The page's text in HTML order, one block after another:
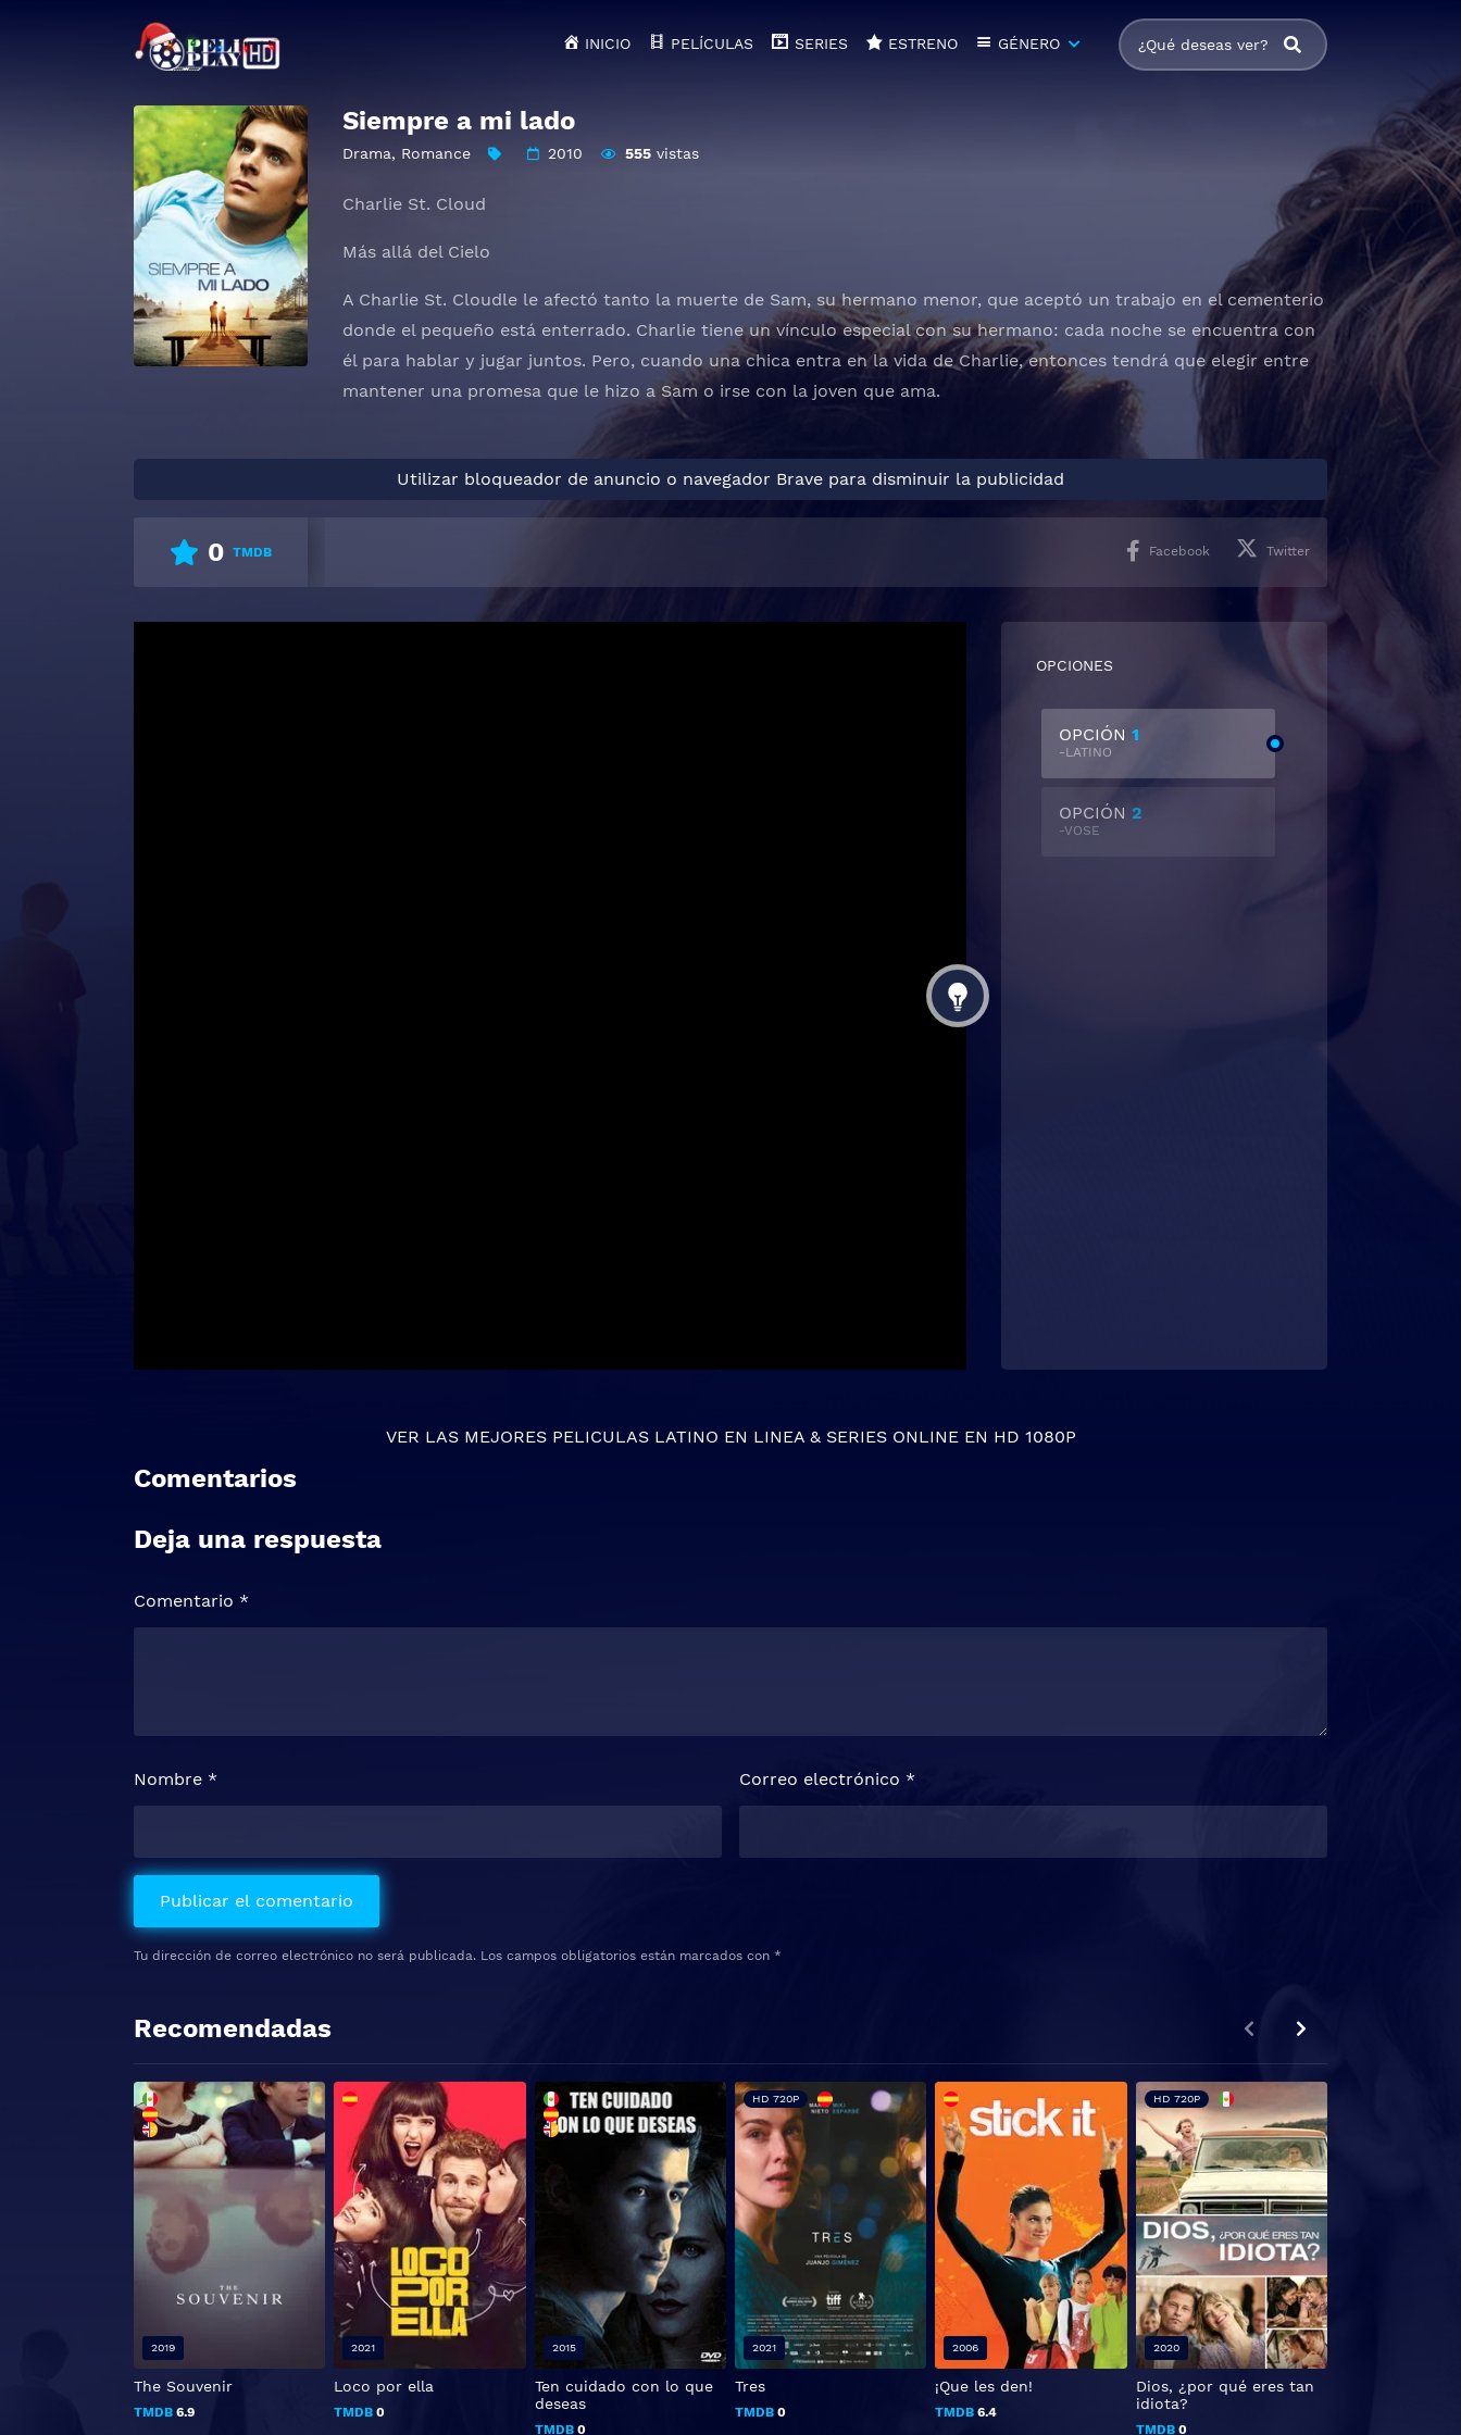
INICIO PELÍCULAS SERIES ESTRENO GÉNERO
Siempre a mi lado
Drama, Romance 2010 555vistas
Charlie St. Cloud
Más allá del Cielo
A Charlie St. Cloudle le afectó tanto la muerte de Sam, su hermano menor, que aceptó un trabajo en el cementerio
donde el pequeño está enterrado. Charlie tiene un vínculo especial con su hermano: cada noche se encuentra con
él para hablar y jugar juntos. Pero, cuando una chica entra en la vida de Charlie, entonces tendrá que elegir entre
mantener una promesa que le hizo a Sam o irse con la joven que ama.
Utilizar bloqueador de anuncio o navegador Brave para disminuir la publicidad
0 TMDB Facebook Twitter
OPCIONES
OPCIÓN 1
-LATINO
OPCIÓN 2
-VOSE
VER LAS MEJORES PELICULAS LATINO EN LINEA& SERIES ONLINEEN HD 1080P
Comentarios
Deja una respuesta
Tu dirección de correo electrónico no será publicada. Los campos obligatorios están marcados con *
Comentario *
Nombre * Correo electrónico *
Recomendadas
The Souvenir
TMDB 6.9
2019
Loco por ella
TMDB 0
2021
Ten cuidado con lo que
deseas
TMDB0
2015
Tres
TMDB0
HD 720P
2021
¡Que les den!
TMDB 6.4
2006
Dios, ¿por qué eres tan
idiota?
TMDB0
HD 720P
2020